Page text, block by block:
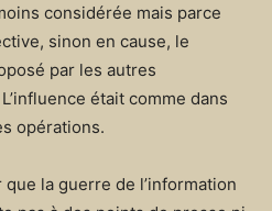
considérée mais parce
sinon en cause, le
par les autres
était comme dans
opérations.
la guerre de l’information